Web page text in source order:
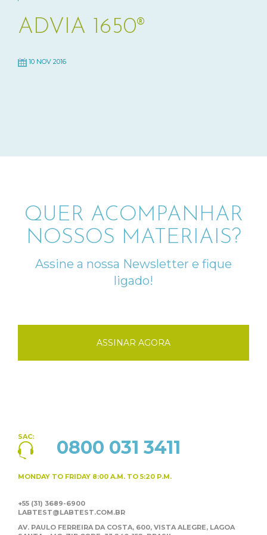
ADVIA 1650®
10 NOV 2016
QUER ACOMPANHAR
NOSSOS MATERIAIS?
Assine a nossa Newsletter e fique
ligado!
ASSINAR AGORA
SAC: 0800 031 3411
MONDAY TO FRIDAY 8:00 A.M. TO 5:20 P.M.
+55 (31) 3689-6900
LABTEST@LABTEST.COM.BR
AV. PAULO FERREIRA DA COSTA, 600, VISTA ALEGRE, LAGOA